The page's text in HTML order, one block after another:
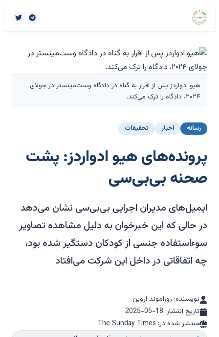
هیو ادواردز پس از اقرار به گناه در دادگاه وست‌مینستر در جولای
۲۰۲۴، دادگاه را ترک می‌کند.
رسانه اخبار تحقیقات
پرونده‌های هیو ادواردز: پشت
صحنه بی‌بی‌سی
ایمیل‌های مدیران اجرایی بی‌بی‌سی نشان می‌دهد
در حالی که این خبرخوان به دلیل مشاهده تصاویر
سوءاستفاده جنسی از کودکان دستگیر شده بود،
چه اتفاقاتی در داخل این شرکت می‌افتاد
نویسنده: روزاموند اروین
تاریخ انتشار: 2025-05-18
منتشر شده در: The Sunday Times